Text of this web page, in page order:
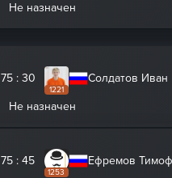
Не назначен
75 : 30
1221
Солдатов Иван
Не назначен
75 : 45
1253
Ефремов